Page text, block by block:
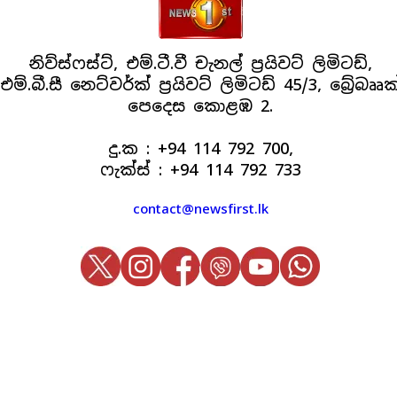
නිව්ස්ෆස්ට්, එම්.ටී.වී චැනල් ප්‍රයිවට් ලිමිටඩ්,
එම්.බී.සී නෙට්වර්ක් ප්‍රයිවට් ලිමිටඩ් 45/3,
පෙදෙස කොළඹ 2.
දු.ක : +94 114 792 700,
ෆැක්ස් : +94 114 792 733
contact@newsfirst.lk